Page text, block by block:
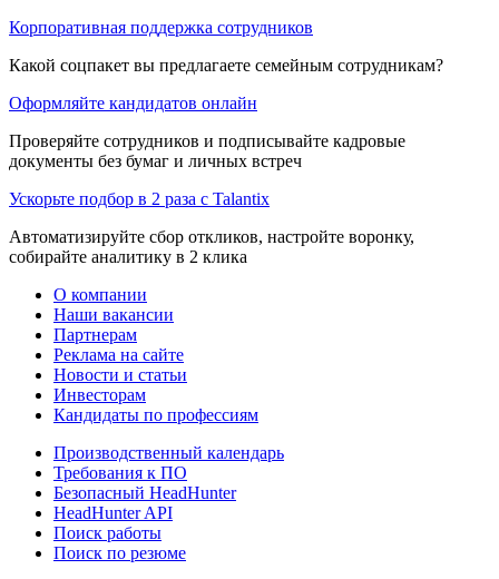
Корпоративная поддержка сотрудников
Какой соцпакет вы предлагаете семейным сотрудникам?
Оформляйте кандидатов онлайн
Проверяйте сотрудников и подписывайте кадровые
документы без бумаг и личных встреч
Ускорьте подбор в 2 раза с Talantix
Автоматизируйте сбор откликов, настройте воронку,
собирайте аналитику в 2 клика
О компании
Наши вакансии
Партнерам
Реклама на сайте
Новости и статьи
Инвесторам
Кандидаты по профессиям
Производственный календарь
Требования к ПО
Безопасный HeadHunter
HeadHunter API
Поиск работы
Поиск по резюме